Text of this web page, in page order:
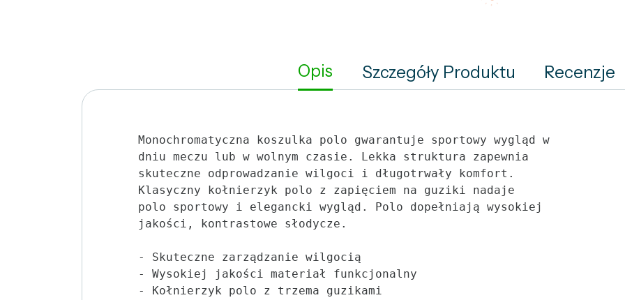
Opis Szczegóły Produktu Recenzje
Monochromatyczna koszulka polo gwarantuje sportowy wygląd w
dniu meczu lub w wolnym czasie. Lekka struktura zapewnia
skuteczne odprowadzanie wilgoci i długotrwały komfort.
Klasyczny kołnierzyk polo z zapięciem na guziki nadaje
polo sportowy i elegancki wygląd. Polo dopełniają wysokiej
jakości, kontrastowe słodycze.
- Skuteczne zarządzanie wilgocią
- Wysokiej jakości materiał funkcjonalny
- Kołnierzyk polo z trzema guzikami